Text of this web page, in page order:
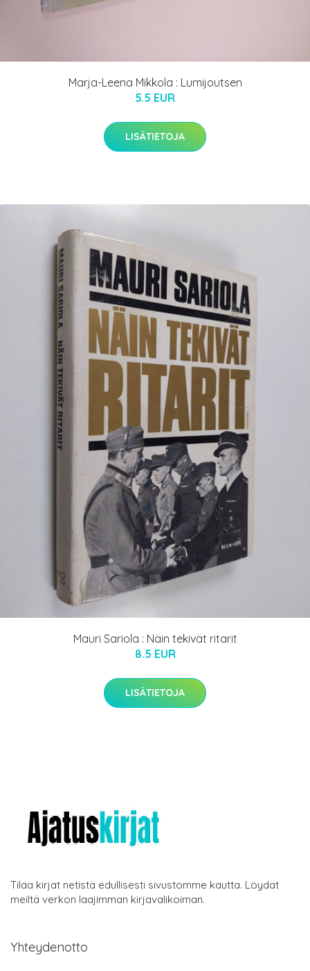
Marja-Leena Mikkola : Lumijoutsen
5.5 EUR
LISÄTIETOJA
Mauri Sariola : Näin tekivät ritarit
8.5 EUR
LISÄTIETOJA
Tilaa kirjat netistä edullisesti sivustomme kautta. Löydät
meiltä verkon laajimman kirjavalikoiman.
Yhteydenotto